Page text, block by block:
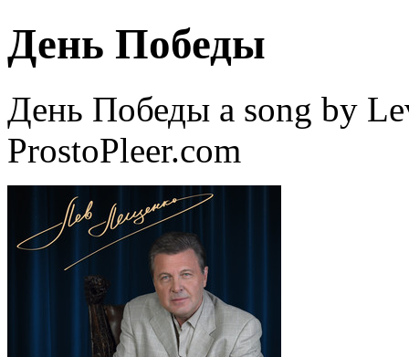
День Победы
День Победы a song by
ProstoPleer.com